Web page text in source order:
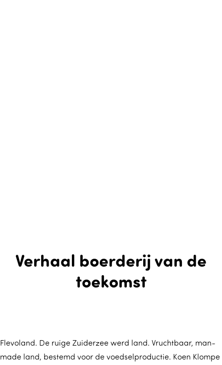
Verhaal boerderij van de
toekomst
Flevoland. De ruige Zuiderzee werd land. Vruchtbaar, man-
made land, bestemd voor de voedselproductie. Koen Klompe